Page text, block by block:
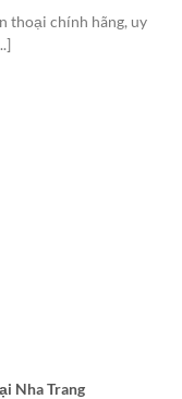
thoại chính hãng, uy
Nha Trang